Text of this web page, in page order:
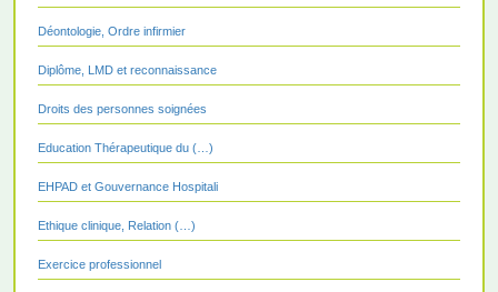
Déontologie, Ordre infirmier
Diplôme, LMD et reconnaissance
Droits des personnes soignées
Education Thérapeutique du (…)
EHPAD et Gouvernance Hospitali
Ethique clinique, Relation (…)
Exercice professionnel